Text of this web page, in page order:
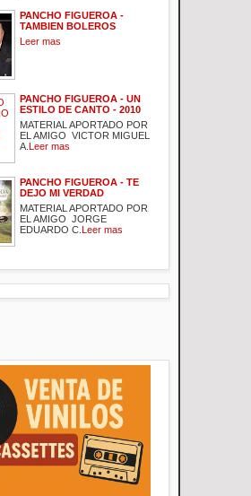
PANCHO FIGUEROA -
TAMBIEN BOLEROS
Leer mas
PANCHO FIGUEROA - UN
ESTILO DE CANTO - 2010
MATERIAL APORTADO POR
EL AMIGO VICTOR MIGUEL
A. Leer mas
PANCHO FIGUEROA - TE
DEJO MI VERDAD
MATERIAL APORTADO POR
EL AMIGO JORGE
EDUARDO C. Leer mas